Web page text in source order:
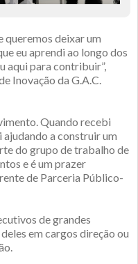
queremos deixar um
eu aprendi ao longo dos
aqui para contribuir”,
Inovação da G.A.C.
Quando recebi
ajudando a construir um
do grupo de trabalho de
e é um prazer
de Parceria Público-
de grandes
em cargos direção ou